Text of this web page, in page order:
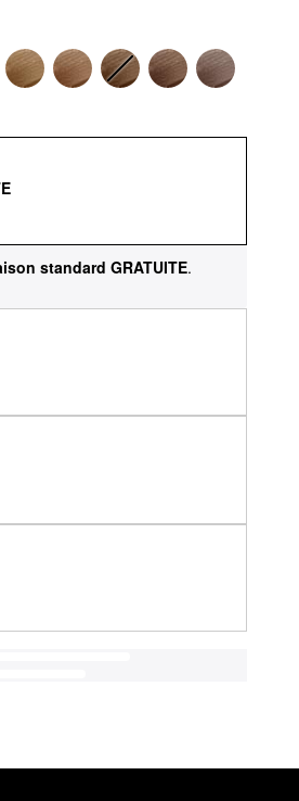
standard GRATUITE.